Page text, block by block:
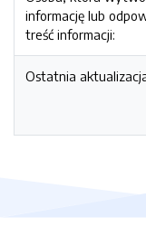
informację lub
treść informacji:
Ostatnia